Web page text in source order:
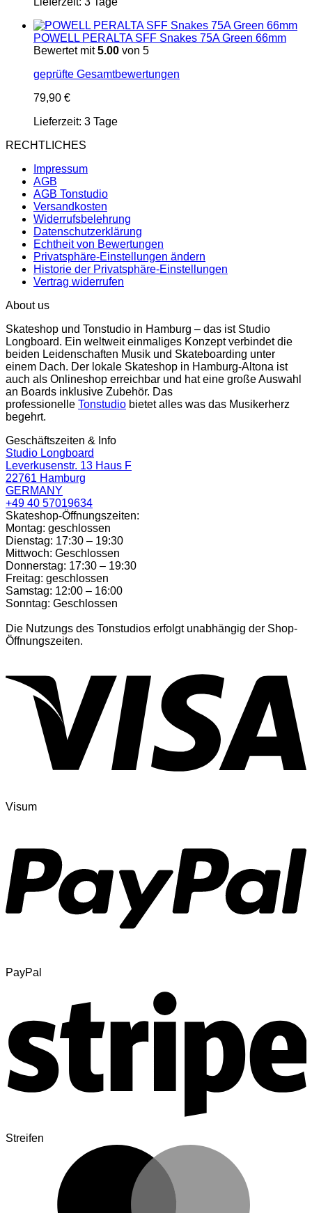
POWELL PERALTA SFF Snakes 75A Green 66mm
Bewertet mit5.00 von 5
geprüfte Gesamtbewertungen
79,90 €
Lieferzeit: 3 Tage
RECHTLICHES
Impressum
AGB
AGB Tonstudio
Versandkosten
Widerrufsbelehrung
Datenschutzerklärung
Echtheit von Bewertungen
Privatsphäre-Einstellungen ändern
Historie der Privatsphäre-Einstellungen
Vertrag widerrufen
About us
Skateshop und Tonstudio in Hamburg – das ist Studio
Longboard. Ein weltweit einmaliges Konzept verbindet die
beiden Leidenschaften Musik und Skateboarding unter
einem Dach. Der lokale Skateshop in Hamburg-Altona ist
auch als Onlineshop erreichbar und hat eine große Auswahl
an Boards inklusive Zubehör. Das
professionelle Tonstudio bietet alles was das Musikerherz
begehrt.
Geschäftszeiten & Info
Studio Longboard
Leverkusenstr. 13 Haus F
22761 Hamburg
GERMANY
+49 40 57019634
Skateshop-Öffnungszeiten:
Montag: geschlossen
Dienstag: 17:30 – 19:30
Mittwoch: Geschlossen
Donnerstag: 17:30 – 19:30
Freitag: geschlossen
Samstag: 12:00 – 16:00
Sonntag: Geschlossen
Die Nutzungs des Tonstudios erfolgt unabhängig der Shop-
Öffnungszeiten.
Visum
PayPal
Streifen